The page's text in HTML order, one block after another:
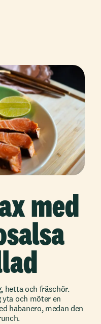
med
hetta och fräschör.
yta och möter en
habanero, medan den